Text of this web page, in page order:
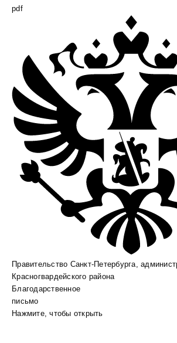
pdf
Правительство Санкт-Петербурга,
Красногвардейского района
Благодарственное
письмо
Нажмите, чтобы открыть